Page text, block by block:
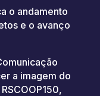
o andamento
e o avanço
a imagem do